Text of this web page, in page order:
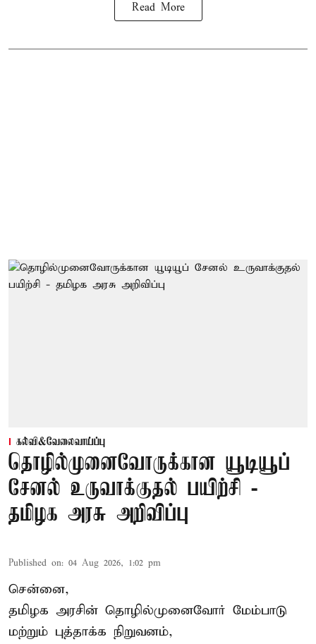
Read More
கல்வி&வேலைவாய்ப்பு
தொழில்முனைவோருக்கான யூடியூப்
சேனல் உருவாக்குதல் பயிற்சி -
தமிழக அரசு அறிவிப்பு
Published on: 04 Aug 2026, 1:02 pm
சென்னை,
தமிழக அரசின் தொழில்முனைவோர் மேம்பாடு
மற்றும் புத்தாக்க நிறுவனம்,